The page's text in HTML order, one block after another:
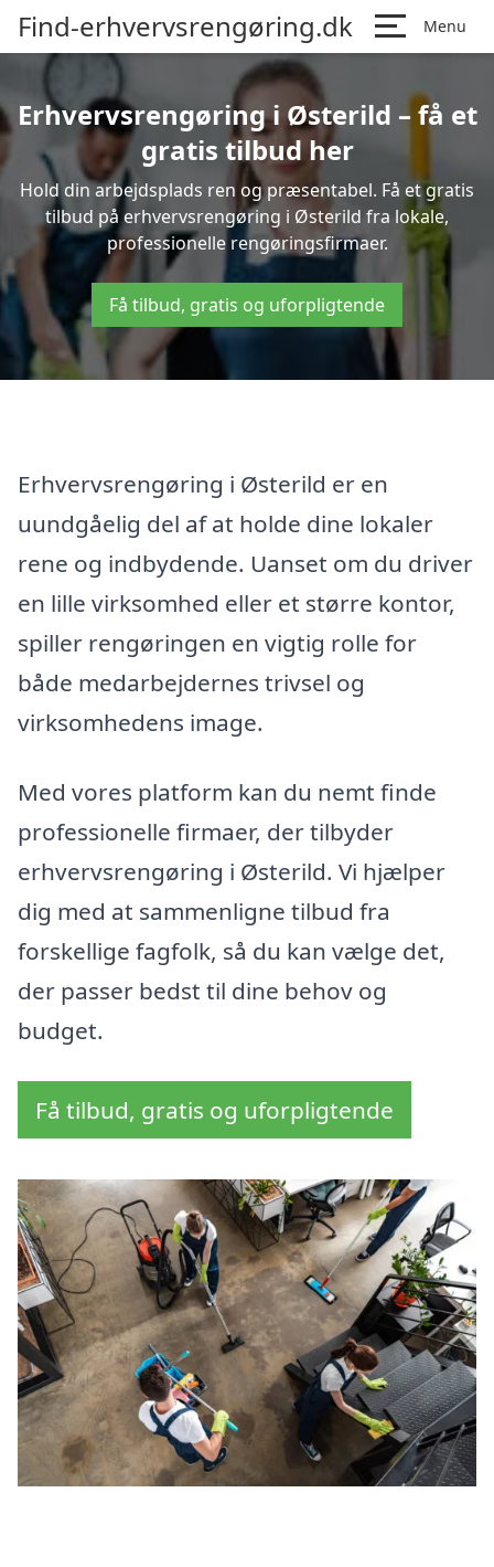
Find-erhvervsrengøring.dk Menu
Erhvervsrengøring i Østerild – få et
gratis tilbud her
Hold din arbejdsplads ren og præsentabel. Få et gratis
tilbud på erhvervsrengøring i Østerild fra lokale,
professionelle rengøringsfirmaer.
Få tilbud, gratis og uforpligtende
Erhvervsrengøring i Østerild er en
uundgåelig del af at holde dine lokaler
rene og indbydende. Uanset om du driver
en lille virksomhed eller et større kontor,
spiller rengøringen en vigtig rolle for
både medarbejdernes trivsel og
virksomhedens image.
Med vores platform kan du nemt finde
professionelle firmaer, der tilbyder
erhvervsrengøring i Østerild. Vi hjælper
dig med at sammenligne tilbud fra
forskellige fagfolk, så du kan vælge det,
der passer bedst til dine behov og
budget.
Få tilbud, gratis og uforpligtende